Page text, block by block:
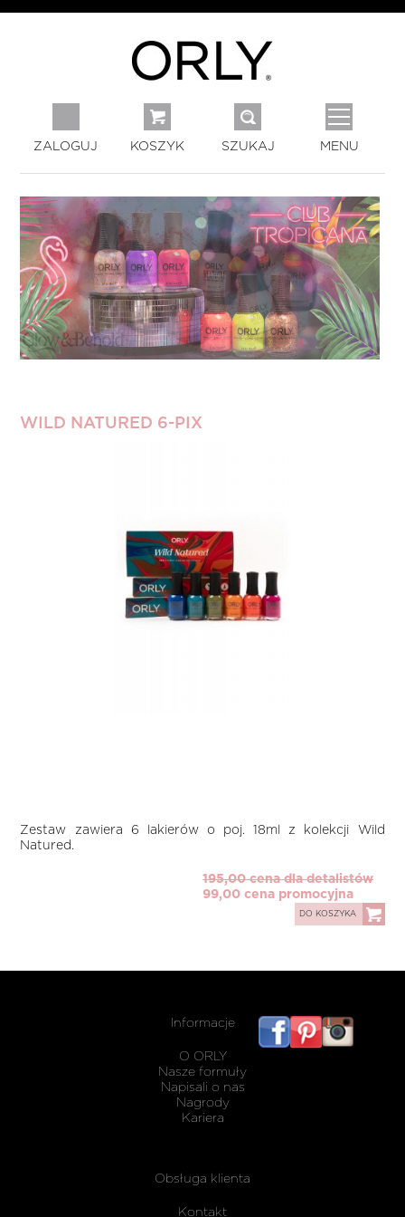
ZALOGUJ KOSZYK SZUKAJ MENU
WILD NATURED 6-PIX
Zestaw zawiera 6 lakierów o poj. 18ml z kolekcji Wild
Natured.
195,00 cena dla detalistów
99,00 cena promocyjna
DO KOSZYKA
Informacje
O ORLY
Nasze formuły
Napisali o nas
Nagrody
Kariera
Obsługa klienta
Kontakt